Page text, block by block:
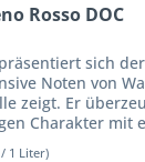
Rosso DOC
sich der
Noten von
zeigt. Er
Charakter mit
1 Liter)